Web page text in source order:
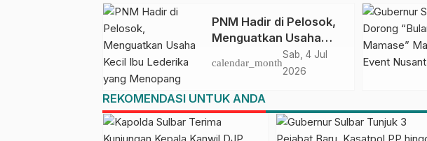
PNM Hadir di Pelosok,
Menguatkan Usaha
Kecil Ibu Lederika yang
Menopang Keluarga di
calendar_month
Sab, 4 Jul
2026
REKOMENDASI UNTUK ANDA